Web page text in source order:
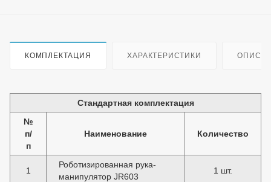
КОМПЛЕКТАЦИЯ ХАРАКТЕРИСТИКИ
Стандартная комплектация
№
п/
п
Наименование Количество
1
Роботизированная рука-
манипулятор JR603
1 шт.